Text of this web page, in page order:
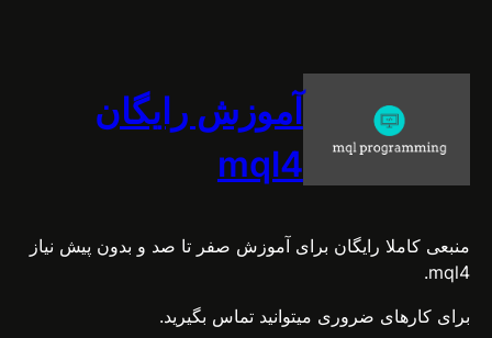
آموزش رایگان
mql4
منبعی کاملا رایگان برای آموزش صفر تا صد و بدون پیش نیاز
mql4.
برای کارهای ضروری میتوانید تماس بگیرید.